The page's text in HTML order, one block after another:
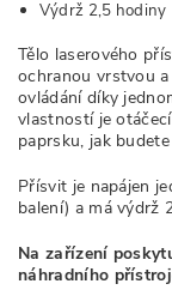
Výdrž 2,5 hodiny
Tělo laserového
ochranou vrstvou
ovládání díky
vlastností je
paprsku, jak
Přísvit je napájen
balení) a má výdrž
Na zařízení
náhradního